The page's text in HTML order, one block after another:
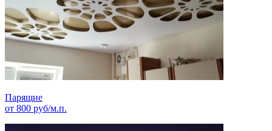
Парящие
от 800 руб/м.п.